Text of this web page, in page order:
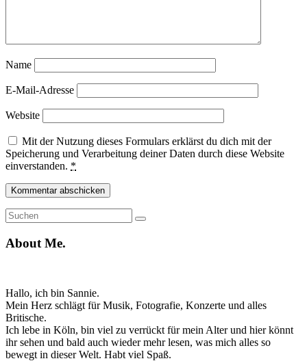
Name
E-Mail-Adresse
Website
Mit der Nutzung dieses Formulars erklärst du dich mit der
Speicherung und Verarbeitung deiner Daten durch diese Website
einverstanden. *
Suche
nach:
Suchen
About Me.
Hallo, ich bin Sannie.
Mein Herz schlägt für Musik, Fotografie, Konzerte und alles
Britische.
Ich lebe in Köln, bin viel zu verrückt für mein Alter und hier könnt
ihr sehen und bald auch wieder mehr lesen, was mich alles so
bewegt in dieser Welt. Habt viel Spaß.